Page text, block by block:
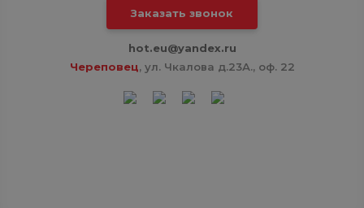
Заказать звонок
hot.eu@yandex.ru
Череповец, ул. Чкалова д.23А., оф. 22